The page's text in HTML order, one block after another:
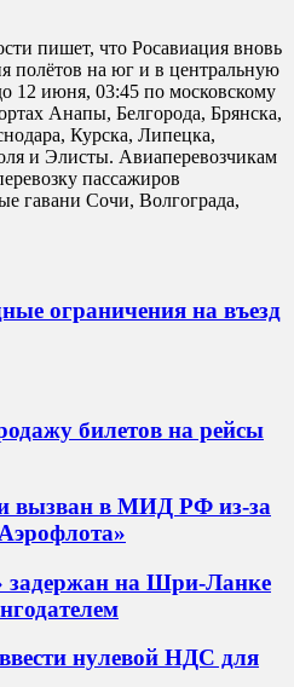
пишет, что Росавиация вновь
полётов на юг и в центральную
12 июня, 03:45 по московскому
Анапы, Белгорода, Брянска,
Курска, Липецка,
и Элисты. Авиаперевозчикам
пассажиров
гавани Сочи, Волгограда,
ограничения на въезд
билетов на рейсы
вызван в МИД РФ из-за
задержан на Шри-Ланке
нулевой НДС для